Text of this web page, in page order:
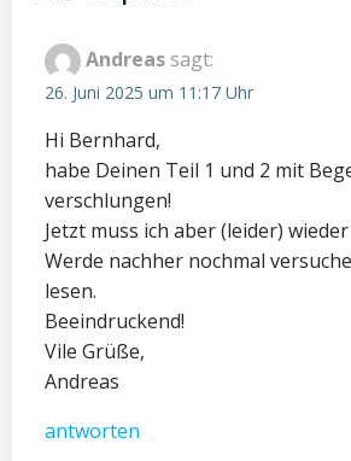
Andreas sagt:
26. Juni 2025 um 11:17 Uhr
Hi Bernhard,
habe Deinen Teil 1 und 2 mit
verschlungen!
Jetzt muss ich aber (leider)
Werde nachher nochmal
lesen.
Beeindruckend!
Vile Grüße,
Andreas
antworten